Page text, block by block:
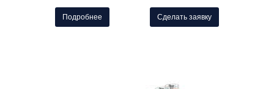
Подробнее Сделать заявку